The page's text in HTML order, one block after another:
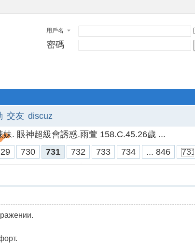
用戶名
密碼
交友 discuz
妹. 眼神超級會誘惑.雨萱 158.C.45.26歲 ...
730 731 732 733 734 ... 846